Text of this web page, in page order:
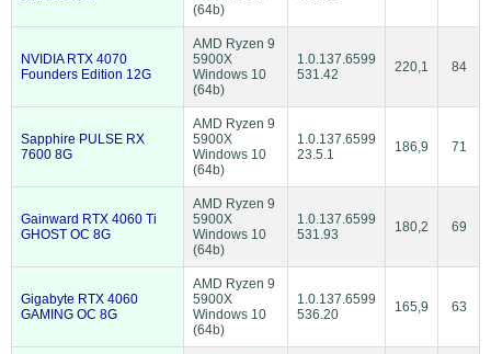
(64b)
NVIDIA RTX 4070
Founders Edition 12G
AMD Ryzen 9
5900X
Windows 10
(64b)
1.0.137.6599
531.42
220,1 84
Sapphire PULSE RX
7600 8G
AMD Ryzen 9
5900X
Windows 10
(64b)
1.0.137.6599
23.5.1
186,9 71
Gainward RTX 4060 Ti
GHOST OC 8G
AMD Ryzen 9
5900X
Windows 10
(64b)
1.0.137.6599
531.93
180,2 69
Gigabyte RTX 4060
GAMING OC 8G
AMD Ryzen 9
5900X
Windows 10
(64b)
1.0.137.6599
536.20
165,9 63